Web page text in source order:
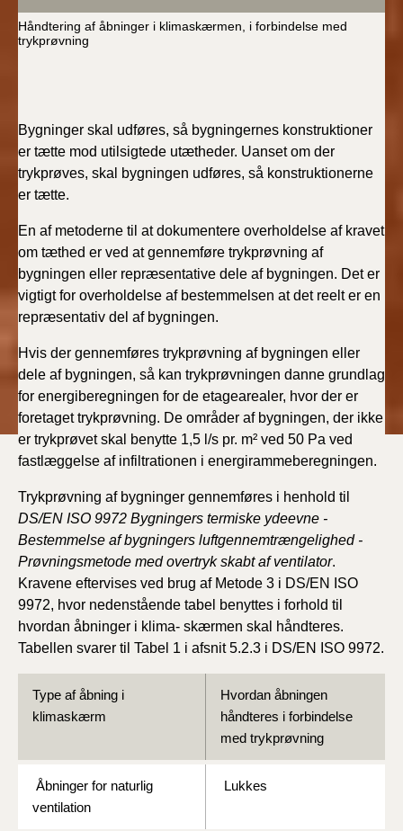
Håndtering af åbninger i klimaskærmen, i forbindelse med
trykprøvning
Bygninger skal udføres, så bygningernes konstruktioner
er tætte mod utilsigtede utætheder. Uanset om der
trykprøves, skal bygningen udføres, så konstruktionerne
er tætte.
En af metoderne til at dokumentere overholdelse af kravet
om tæthed er ved at gennemføre trykprøvning af
bygningen eller repræsentative dele af bygningen. Det er
vigtigt for overholdelse af bestemmelsen at det reelt er en
repræsentativ del af bygningen.
Hvis der gennemføres trykprøvning af bygningen eller
dele af bygningen, så kan trykprøvningen danne grundlag
for energiberegningen for de etagearealer, hvor der er
foretaget trykprøvning. De områder af bygningen, der ikke
er trykprøvet skal benytte 1,5 l/s pr. m² ved 50 Pa ved
fastlæggelse af infiltrationen i energirammeberegningen.
Trykprøvning af bygninger gennemføres i henhold til
DS/EN ISO 9972 Bygningers termiske ydeevne -
Bestemmelse af bygningers luftgennemtrængelighed -
Prøvningsmetode med overtryk skabt af ventilator.
Kravene eftervises ved brug af Metode 3 i DS/EN ISO
9972, hvor nedenstående tabel benyttes i forhold til
hvordan åbninger i klima- skærmen skal håndteres.
Tabellen svarer til Tabel 1 i afsnit 5.2.3 i DS/EN ISO 9972.
Type af åbning i
klimaskærm
Hvordan åbningen
håndteres i forbindelse
med trykprøvning
Åbninger for naturlig
ventilation
Lukkes